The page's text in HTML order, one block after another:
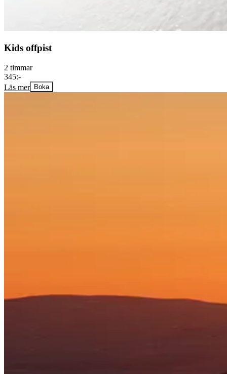
Kids offpist
2 timmar
345:-
Läs mer Boka